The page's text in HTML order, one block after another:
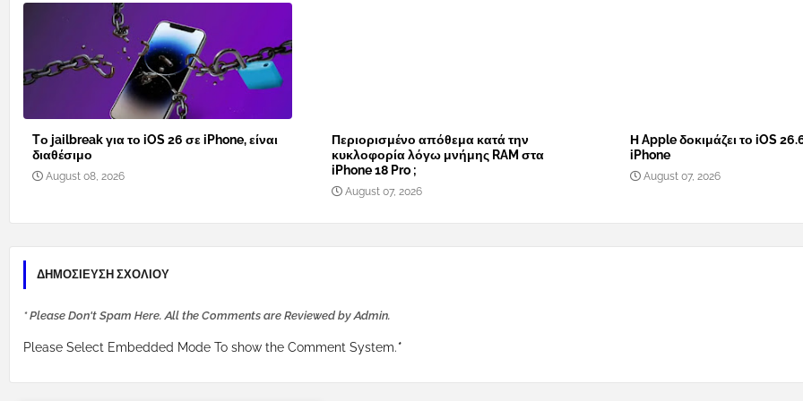
Tο jailbreak για το iOS 26 σε iPhone, είναι
διαθέσιμο
August 08, 2026
Περιορισμένο απόθεμα κατά την
κυκλοφορία λόγω μνήμης RAM στα
iPhone 18 Pro ;
August 07, 2026
Η Apple δοκιμάζει το iOS
iPhone
August 07, 2026
ΔΗΜΟΣΊΕΥΣΗ ΣΧΟΛΊΟΥ
* Please Don't Spam Here. All the Comments are Reviewed by Admin.
Please Select Embedded Mode To show the Comment System.*